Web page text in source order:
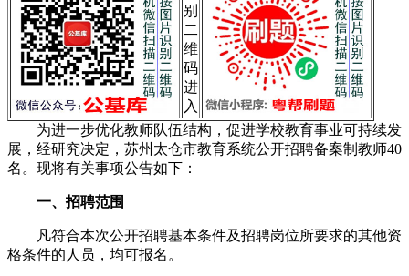
别
二
维
码
进
入
为进一步优化教师队伍结构，促进学校教育事业可持续发
展，经研究决定，苏州太仓市教育系统公开招聘备案制教师40
名。现将有关事项公告如下：
一、招聘范围
凡符合本次公开招聘基本条件及招聘岗位所要求的其他资
格条件的人员，均可报名。